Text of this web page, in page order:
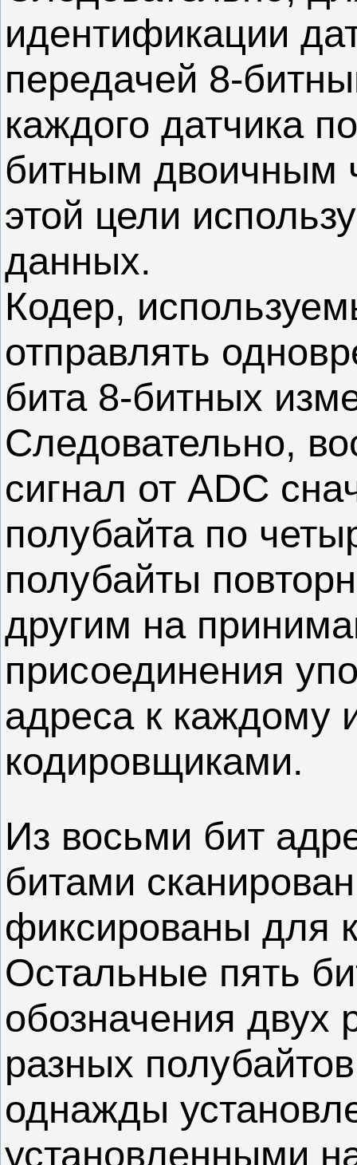
идентификации
передачей 8-
каждого датчика
битным двоичным
этой цели
данных.
Кодер,
отправлять
бита 8-битных
Следовательно,
сигнал от ADC
полубайта по
полубайты
другим на
присоединения
адреса к каждому
кодировщиками.
Из восьми бит
битами
фиксированы для
Остальные пять
обозначения двух
разных
однажды
установленными